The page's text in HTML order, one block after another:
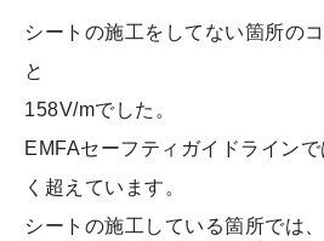
シートの施工をしてない箇所の
と
158V/mでした。
EMFAセーフティガイドライン
く超えています。
シートの施工している箇所では、